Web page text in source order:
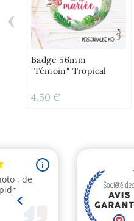
Badge 56mm
"Témoin" Tropical
4,50 €
‹